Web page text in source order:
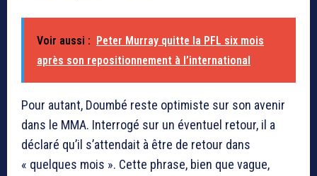
Voir aussi : Peter Murray quitte la PFL six mois
après son repositionnement à l’international
Pour autant, Doumbé reste optimiste sur son avenir
dans le MMA. Interrogé sur un éventuel retour, il a
déclaré qu’il s’attendait à être de retour dans
« quelques mois ». Cette phrase, bien que vague,